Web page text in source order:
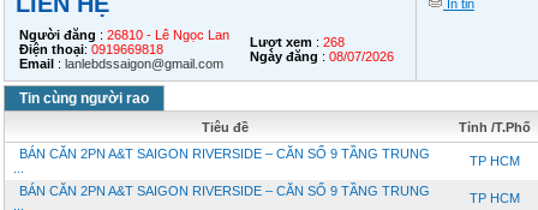
Người đăng : 26810 - Lê Ngọc Lan
Điện thoại: 0919669818
Email : lanlebdssaigon@gmail.com
Lượt xem : 268
Ngày đăng : 08/07/2026
In tin
Tin cùng người rao
Tiêu đề
Tỉnh /T.Phố
BÁN CĂN 2PN A&T SAIGON RIVERSIDE – CĂN SỐ 9 TẦNG TRUNG
TP HCM
BÁN CĂN 2PN A&T SAIGON RIVERSIDE – CĂN SỐ 9 TẦNG TRUNG
TP HCM